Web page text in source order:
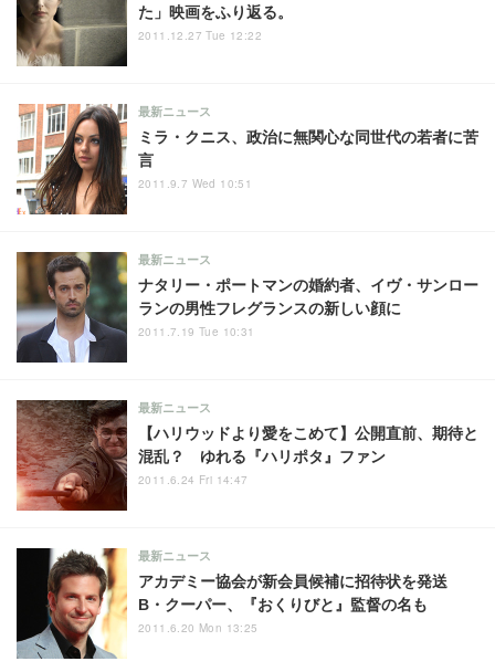
た」映画をふり返る。
2011.12.27 Tue 12:22
ミラ・クニス、政治に無関心な同世代の若者に苦
言
最新ニュース
2011.9.7 Wed 10:51
ナタリー・ポートマンの婚約者、イヴ・サンロー
ランの男性フレグランスの新しい顔に
最新ニュース
2011.7.19 Tue 10:31
【ハリウッドより愛をこめて】公開直前、期待と
混乱？ ゆれる『ハリポタ』ファン
最新ニュース
2011.6.24 Fri 14:47
アカデミー協会が新会員候補に招待状を発送
B・クーパー、『おくりびと』監督の名も
最新ニュース
2011.6.20 Mon 13:25